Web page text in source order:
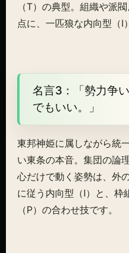
（T）の典型。組織や派
点に、一匹狼な内向型（I
名言3：「勢力争
でもいい。」
東邦神姫に属しながら統
い東条の本音。集団の論
心だけで動く姿勢は、外
に従う内向型（I）と、枠
（P）の合わせ技です。